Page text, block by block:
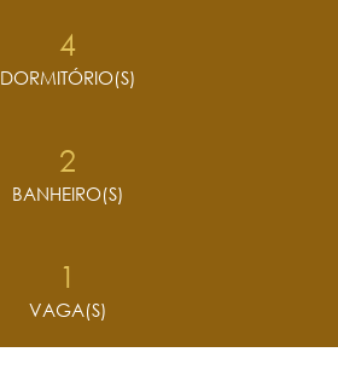
4
DORMITÓRIO(S)
2
BANHEIRO(S)
1
VAGA(S)